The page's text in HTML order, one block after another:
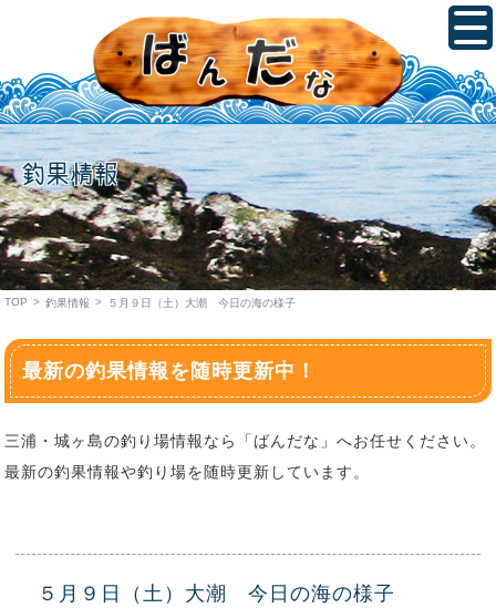
釣果情報
TOP > 釣果情報 > ５月９日（土）大潮 今日の海の様子
最新の釣果情報を随時更新中！
三浦・城ヶ島の釣り場情報なら「ばんだな」へお任せください。
最新の釣果情報や釣り場を随時更新しています。
５月９日（土）大潮 今日の海の様子